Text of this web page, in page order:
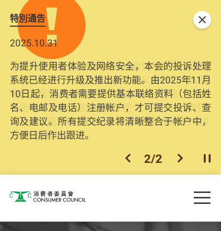
特別通告
2025.10.31
为提升使用者体验及网络安全，本会的投诉处理
系统已经进行升级及推出新功能。由2025年11月
10日起，消费者需要提供基本联络资料（包括姓
名、电邮及电话）注册帐户，才可提交投诉、查
询及建议。所有提交纪录将清晰整合于帐户中，
方便日后作出跟进。
上一个
2/2 下一个开
关闭
消费者委员会 目